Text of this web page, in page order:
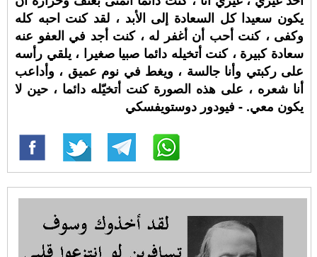
يكون سعيدا كل السعادة إلى الأبد ، لقد كنت احبه كله
وكفى ، كنت أحب أن أغفر له ، كنت أجد في العفو عنه
سعادة كبيرة ، كنت أتخيله دائما صبيا صغيرا ، يلقي رأسه
على ركبتي وأنا جالسة ، ويغط في نوم عميق ، وأداعب
أنا شعره ، على هذه الصورة كنت أتخيّله دائما ، حين لا
يكون معي. - فيودور دوستويفسكي